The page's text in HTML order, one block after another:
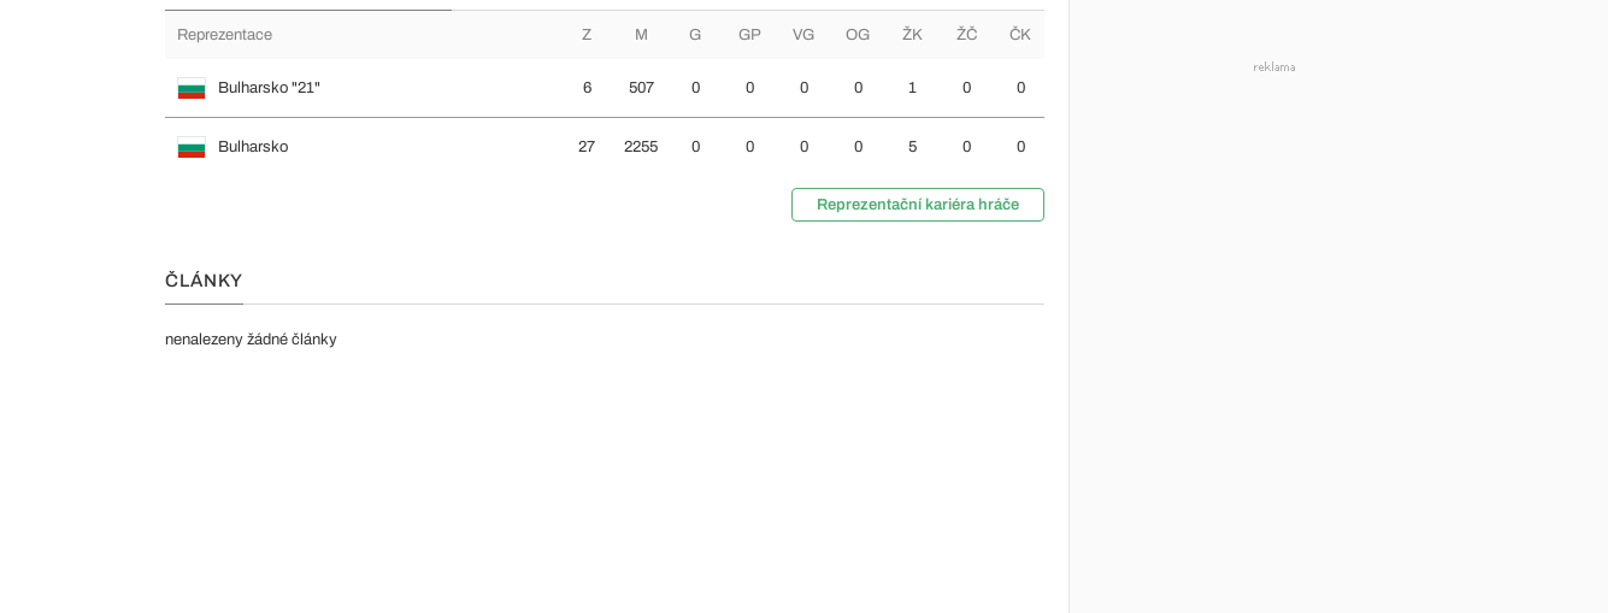
Reprezentace Z M G GP VG OG ŽK ŽČ ČK
Bulharsko "21" 6 507 0 0 0 0 1 0 0
Bulharsko 27 2255 0 0 0 0 5 0 0
Reprezentační kariéra hráče
ČLÁNKY
nenalezeny žádné články